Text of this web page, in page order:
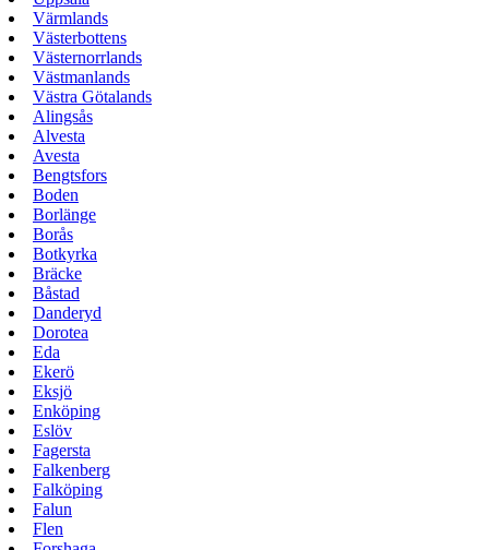
Värmlands
Västerbottens
Västernorrlands
Västmanlands
Västra Götalands
Alingsås
Alvesta
Avesta
Bengtsfors
Boden
Borlänge
Borås
Botkyrka
Bräcke
Båstad
Danderyd
Dorotea
Eda
Ekerö
Eksjö
Enköping
Eslöv
Fagersta
Falkenberg
Falköping
Falun
Flen